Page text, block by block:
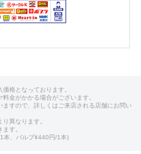
格となっております。
金がかかる場合がございます。
すので、詳しくはご来店される店舗にお問い
異なります。
す。
本、バルブ¥440円/1本)